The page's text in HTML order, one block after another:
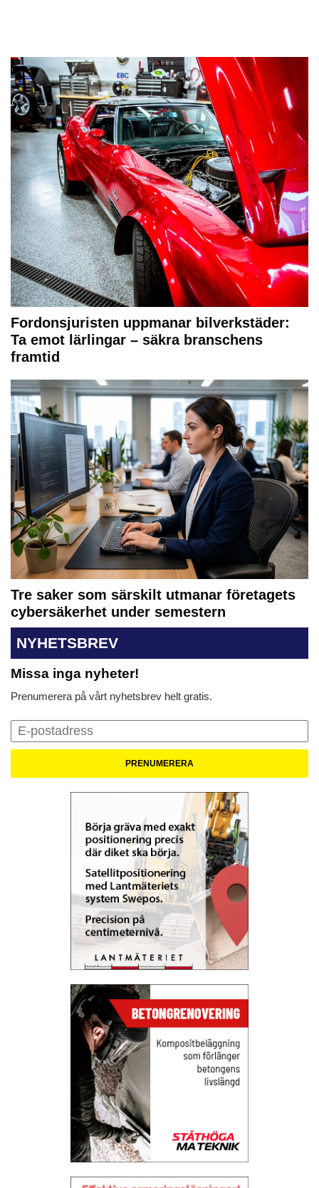
Fordonsjuristen uppmanar bilverkstäder:
Ta emot lärlingar – säkra branschens
framtid
Tre saker som särskilt utmanar företagets
cybersäkerhet under semestern
NYHETSBREV
Missa inga nyheter!
Prenumerera på vårt nyhetsbrev helt gratis.